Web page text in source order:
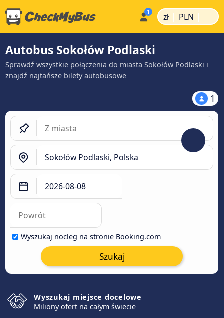
zł | PLN |
Autobus Sokołów Podlaski
Sprawdź wszystkie połączenia do miasta Sokołów Podlaski i
znajdź najtańsze bilety autobusowe
1
Wyszukaj nocleg na stronie Booking.com
Szukaj
Wyszukaj miejsce docelowe
Miliony ofert na całym świecie